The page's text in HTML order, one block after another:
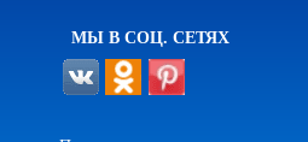
МЫ В СОЦ. СЕТЯХ